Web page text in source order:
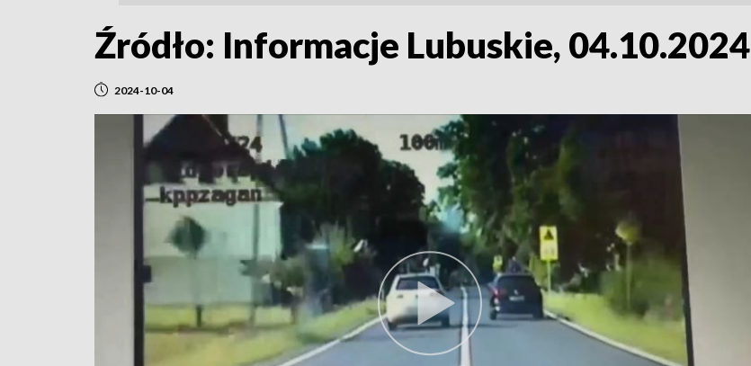
Źródło: Informacje Lubuskie, 04.10.2024
2024-10-04